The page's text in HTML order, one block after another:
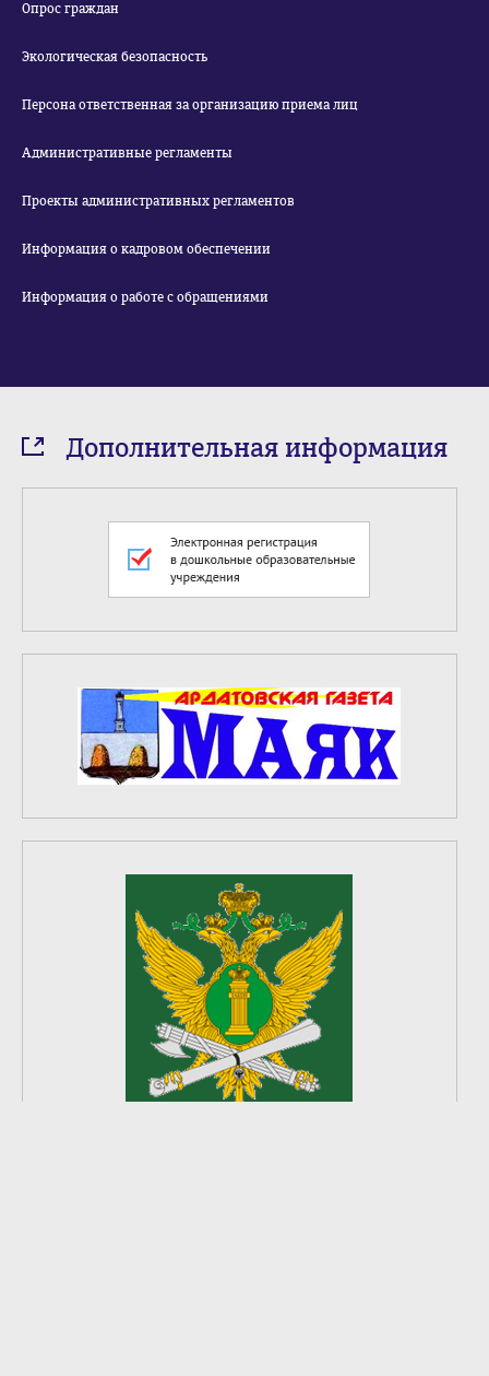
Опрос граждан
Экологическая безопасность
Персона ответственная за организацию приема лиц
Административные регламенты
Проекты административных регламентов
Информация о кадровом обеспечении
Информация о работе с обращениями
Дополнительная информация